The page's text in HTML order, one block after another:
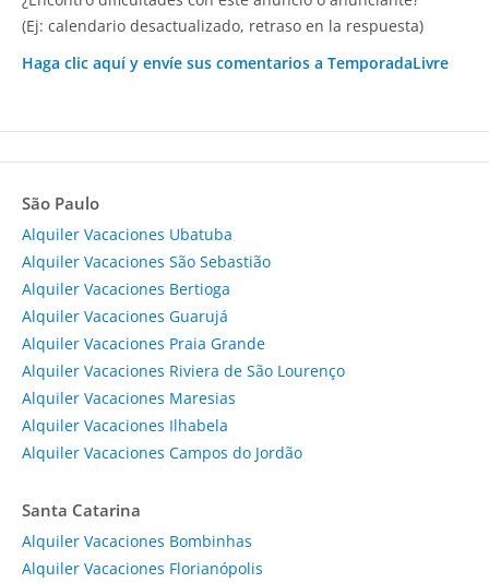
(Ej: calendario desactualizado, retraso en la respuesta)
Haga clic aquí y envíe sus comentarios a TemporadaLivre
São Paulo
Alquiler Vacaciones Ubatuba
Alquiler Vacaciones São Sebastião
Alquiler Vacaciones Bertioga
Alquiler Vacaciones Guarujá
Alquiler Vacaciones Praia Grande
Alquiler Vacaciones Riviera de São Lourenço
Alquiler Vacaciones Maresias
Alquiler Vacaciones Ilhabela
Alquiler Vacaciones Campos do Jordão
Santa Catarina
Alquiler Vacaciones Bombinhas
Alquiler Vacaciones Florianópolis